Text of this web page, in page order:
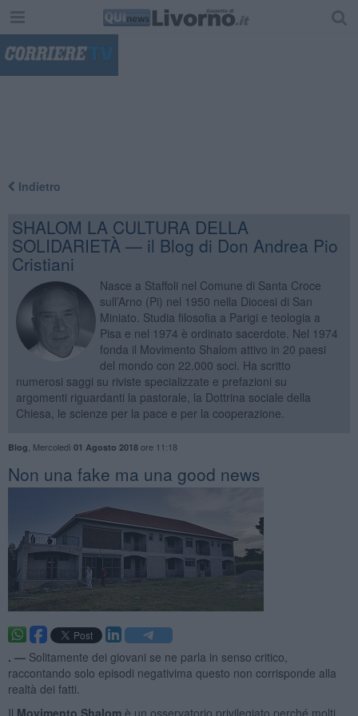
Indietro
SHALOM LA CULTURA DELLA
SOLIDARIETÀ — il Blog di Don Andrea Pio
Cristiani
Nasce a Staffoli nel Comune di Santa Croce
sull’Arno (Pi) nel 1950 nella Diocesi di San
Miniato. Studia filosofia a Parigi e teologia a
Pisa e nel 1974 è ordinato sacerdote. Nel 1974
fonda il Movimento Shalom attivo in 20 paesi
del mondo con 22.000 soci. Ha scritto
numerosi saggi su riviste specializzate e prefazioni su
argomenti riguardanti la pastorale, la Dottrina sociale della
Chiesa, le scienze per la pace e per la cooperazione.
Blog Mercoledì 01 Agosto 2018ore 11:18
Non una fake ma una good news
. — Solitamente dei giovani se ne parla in senso critico,
raccontando solo episodi negativima questo non corrisponde alla
realtà dei fatti.
Il Movimento Shalomè un osservatorio privilegiato perché molti